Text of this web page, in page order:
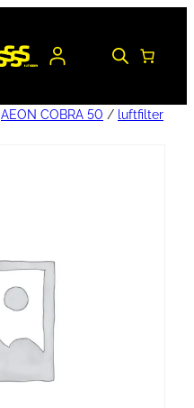
AEON COBRA 50 / luftfilter